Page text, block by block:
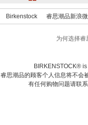
Birkenstock 睿思潮品新浪
为何选择睿
BIRKENSTOCK®
睿思潮品的顾客个人信息将不会
有任何购物问题请联